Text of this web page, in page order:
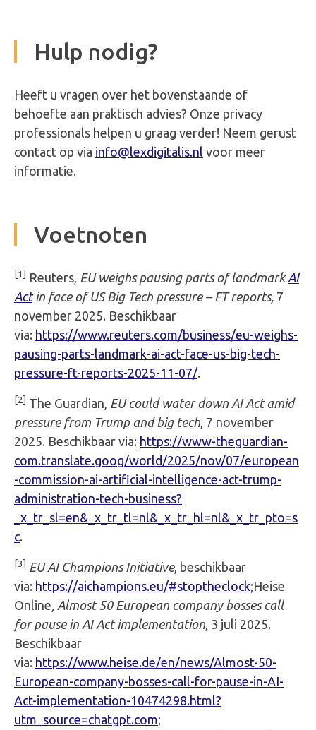
Hulp nodig?
Heeft u vragen over het bovenstaande of
behoefte aan praktisch advies? Onze privacy
professionals helpen u graag verder! Neem gerust
contact op via info@lexdigitalis.nl voor meer
informatie.
Voetnoten
[1] Reuters, EU weighs pausing parts of landmarkAI
Actin face of US Big Tech pressure – FT reports, 7
november 2025. Beschikbaar
via: https://www.reuters.com/business/eu-weighs-
pausing-parts-landmark-ai-act-face-us-big-tech-
pressure-ft-reports-2025-11-07/.
[2] The Guardian, EU could water down AI Act amid
pressure from Trump and big tech , 7 november
2025. Beschikbaar via: https://www-theguardian-
com.translate.goog/world/2025/nov/07/european
-commission-ai-artificial-intelligence-act-trump-
administration-tech-business?
_x_tr_sl=en&_x_tr_tl=nl&_x_tr_hl=nl&_x_tr_pto=s
c.
[3] EU AI Champions Initiative, beschikbaar
via: https://aichampions.eu/#stoptheclock;Heise
Online , Almost 50 European company bosses call
for pause in AI Act implementation , 3 juli 2025.
Beschikbaar
via: https://www.heise.de/en/news/Almost-50-
European-company-bosses-call-for-pause-in-AI-
Act-implementation-10474298.html?
utm_source=chatgpt.com;